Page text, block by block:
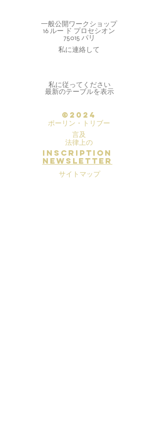
一般公開ワークショップ
16 ルー ド プロセシオン
75015 パリ
私に連絡して
私に従ってください
最新のテーブルを表示
©2024
ポーリン・トリブー
言及
法律上の
inscription
newsletter
サイトマップ